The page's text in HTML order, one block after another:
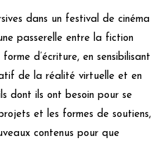
dans un festival de cinéma
passerelle entre la fiction
d’écriture, en sensibilisant
de la réalité virtuelle et en
dont ils ont besoin pour se
et les formes de soutiens,
contenus pour que